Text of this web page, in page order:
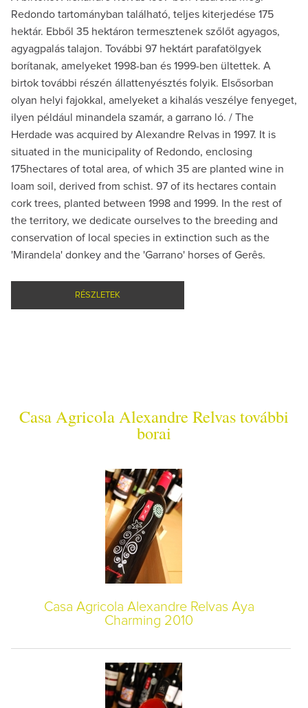
Redondo tartományban található, teljes kiterjedése 175
hektár. Ebből 35 hektáron termesztenek szőlőt agyagos,
agyagpalás talajon. További 97 hektárt parafatölgyek
borítanak, amelyeket 1998-ban és 1999-ben ültettek. A
birtok további részén állattenyésztés folyik. Elsősorban
olyan helyi fajokkal, amelyeket a kihalás veszélye fenyeget,
ilyen például minandela szamár, a garrano ló. / The
Herdade was acquired by Alexandre Relvas in 1997. It is
situated in the municipality of Redondo, enclosing
175hectares of total area, of which 35 are planted wine in
loam soil, derived from schist. 97 of its hectares contain
cork trees, planted between 1998 and 1999. In the rest of
the territory, we dedicate ourselves to the breeding and
conservation of local species in extinction such as the
'Mirandela' donkey and the 'Garrano' horses of Gerês.
RÉSZLETEK
Casa Agricola Alexandre Relvas további
borai
Casa Agricola Alexandre Relvas Aya
Charming 2010